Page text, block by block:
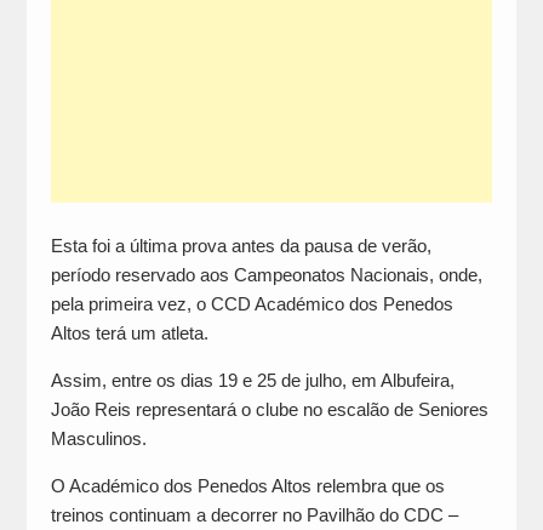
Esta foi a última prova antes da pausa de verão,
período reservado aos Campeonatos Nacionais, onde,
pela primeira vez, o CCD Académico dos Penedos
Altos terá um atleta.
Assim, entre os dias 19 e 25 de julho, em Albufeira,
João Reis representará o clube no escalão de Seniores
Masculinos.
O Académico dos Penedos Altos relembra que os
treinos continuam a decorrer no Pavilhão do CDC –